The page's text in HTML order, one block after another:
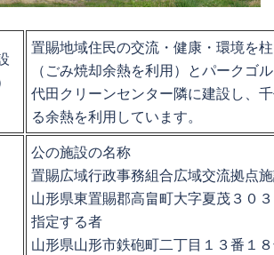
置賜地域住民の交流・健康・環境を
（ごみ焼却余熱を利用）とパークゴ
代田クリーンセンター隣に建設し、
る余熱を利用しています。
公の施設の名称
置賜広域行政事務組合広域交流拠点
山形県東置賜郡高畠町大字夏茂３０
指定する者
山形県山形市鉄砲町二丁目１３番１